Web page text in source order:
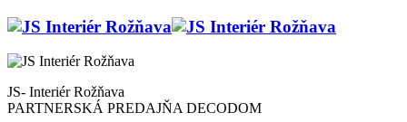
JS- Interiér Rožňava
PARTNERSKÁ PREDAJŇA DECODOM